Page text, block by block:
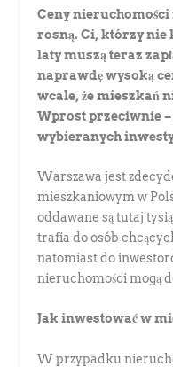
Ceny
rosną. Ci, którzy nie
laty muszą teraz
naprawdę wysoką
wcale, że mieszkań
Wprost przeciwnie –
wybieranych
Warszawa jest
mieszkaniowym w
oddawane są tutaj
trafia do osób
natomiast do
nieruchomości mogą
Jak inwestować w
W przypadku